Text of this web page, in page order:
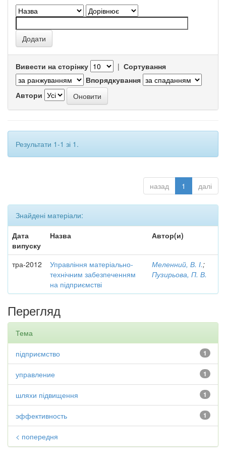
Вивести на сторінку | Сортування
Впорядкування
Автори
Результати 1-1 зі 1.
назад 1 далі
Знайдені матеріали:
Дата
випуску
Назва Автор(и)
тра-2012
Управління матеріально-
технічним забезпеченням
на підприємстві
Меленний, В. І.;
Пузирьова, П. В.
Перегляд
Тема
1
підприємство
1
управление
1
шляхи підвищення
1
эффективность
< попередня